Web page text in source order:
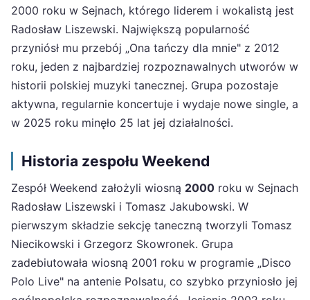
2000 roku w Sejnach, którego liderem i wokalistą jest
Radosław Liszewski. Największą popularność
przyniósł mu przebój „Ona tańczy dla mnie" z 2012
roku, jeden z najbardziej rozpoznawalnych utworów w
historii polskiej muzyki tanecznej. Grupa pozostaje
aktywna, regularnie koncertuje i wydaje nowe single, a
w 2025 roku minęło 25 lat jej działalności.
Historia zespołu Weekend
Zespół Weekend założyli wiosną 2000 roku w Sejnach
Radosław Liszewski i Tomasz Jakubowski. W
pierwszym składzie sekcję taneczną tworzyli Tomasz
Niecikowski i Grzegorz Skowronek. Grupa
zadebiutowała wiosną 2001 roku w programie „Disco
Polo Live" na antenie Polsatu, co szybko przyniosło jej